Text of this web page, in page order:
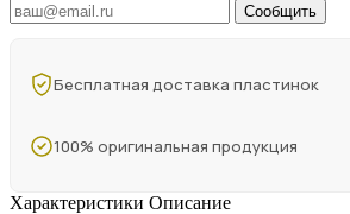
Сообщить
Бесплатная доставка пластинок
100% оригинальная продукция
Характеристики Описание